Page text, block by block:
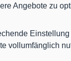
Angebote zu
vollumfänglich